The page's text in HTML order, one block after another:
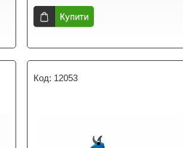
Купити
12053